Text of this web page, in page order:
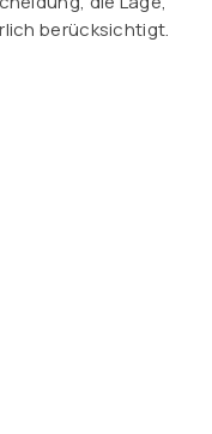
berücksichtigt.